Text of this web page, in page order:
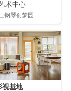
术中心
钢琴创梦园
视基地